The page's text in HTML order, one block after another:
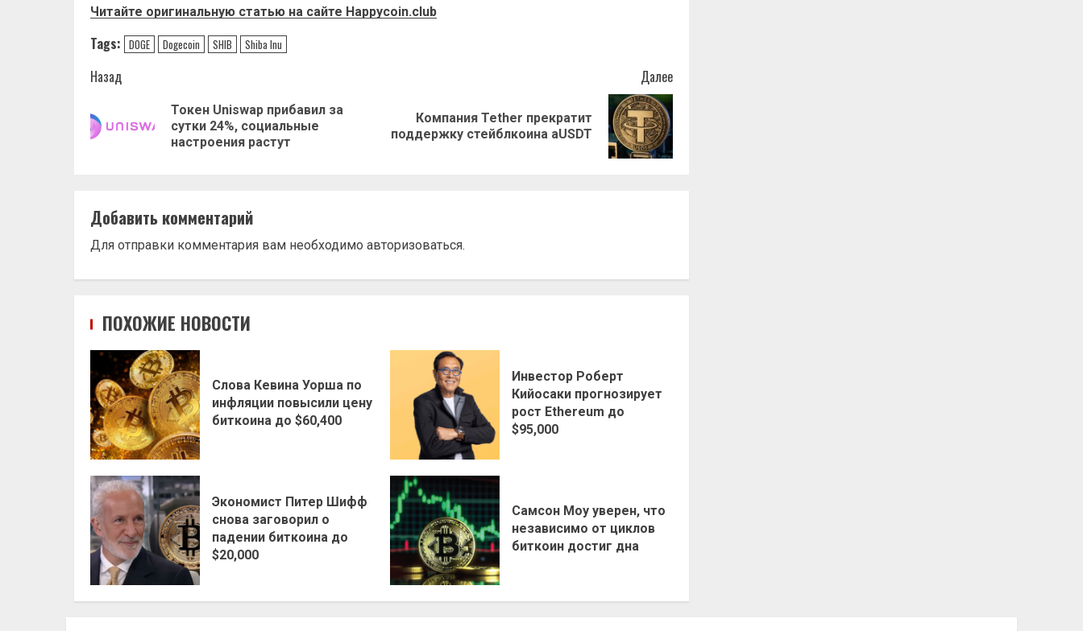
Читайте оригинальную статью на сайте Happycoin.club
Tags: DOGE Dogecoin SHIB Shiba Inu
Навигация
записи
Назад
Предыдущая
запись:
Токен Uniswap прибавил за
сутки 24%, социальные
настроения растут
Далее
Следующая
запись:
Компания Tether прекратит
поддержку стейблкоина aUSDT
Добавить комментарий
Для отправки комментария вам необходимо авторизоваться.
ПОХОЖИЕ НОВОСТИ
Слова Кевина Уорша по
инфляции повысили цену
биткоина до $60,400
Инвестор Роберт
Кийосаки прогнозирует
рост Ethereum до
$95,000
Экономист Питер Шифф
снова заговорил о
падении биткоина до
$20,000
Самсон Моу уверен, что
независимо от циклов
биткоин достиг дна